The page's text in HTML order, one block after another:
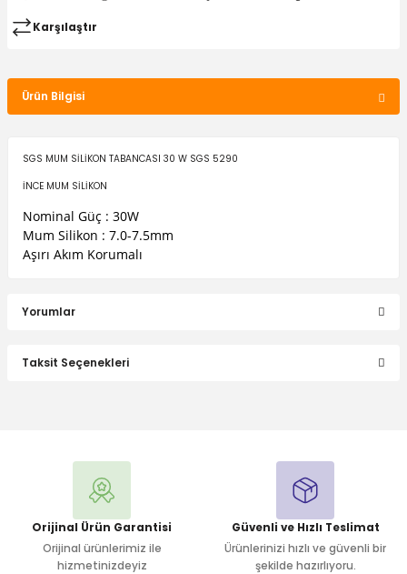
Karşılaştır
Ürün Bilgisi
SGS MUM SİLİKON TABANCASI 30 W SGS 5290
İNCE MUM SİLİKON
Nominal Güç : 30W
Mum Silikon : 7.0-7.5mm
Aşırı Akım Korumalı
Yorumlar
Taksit Seçenekleri
Orijinal Ürün Garantisi
Orijinal ürünlerimiz ile
hizmetinizdeyiz
Güvenli ve Hızlı Teslimat
Ürünlerinizi hızlı ve güvenli bir
şekilde hazırlıyoru.